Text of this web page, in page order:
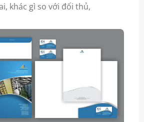
khác gì so với đối thủ,